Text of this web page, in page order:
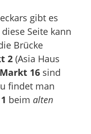
gibt es
Seite kann
Brücke
2 (Asia Haus
Markt 16 sind
findet man
beim alten